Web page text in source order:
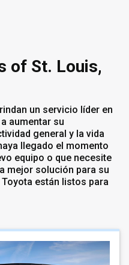
of St. Louis,
un servicio líder en
aumentar su
general y la vida
llegado el momento
equipo o que necesite
mejor solución para su
están listos para